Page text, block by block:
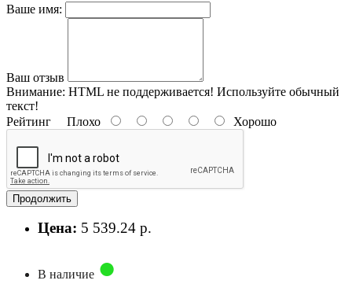
Ваше имя:
Ваш отзыв
Внимание: HTML не поддерживается! Используйте обычный
текст!
Рейтинг Плохо Хорошо
Продолжить
Цена: 5 539.24 р.
В наличие